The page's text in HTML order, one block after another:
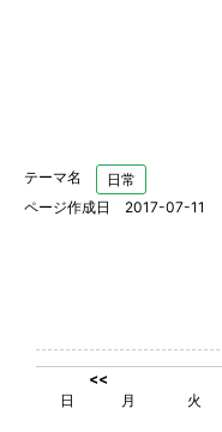
テーマ名
日常
ページ作成日 2017-07-11
<<
日
月 火